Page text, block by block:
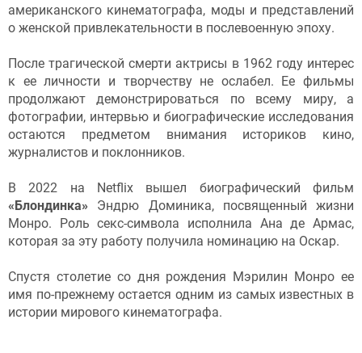
американского кинематографа, моды и представлений
о женской привлекательности в послевоенную эпоху.
После трагической смерти актрисы в 1962 году интерес
к ее личности и творчеству не ослабел. Ее фильмы
продолжают демонстрироваться по всему миру, а
фотографии, интервью и биографические исследования
остаются предметом внимания историков кино,
журналистов и поклонников.
В 2022 на Netflix вышел биографический фильм
«Блондинка» Эндрю Доминика, посвященный жизни
Монро. Роль секс-символа исполнила Ана де Армас,
которая за эту работу получила номинацию на Оскар.
Спустя столетие со дня рождения Мэрилин Монро ее
имя по-прежнему остается одним из самых известных в
истории мирового кинематографа.